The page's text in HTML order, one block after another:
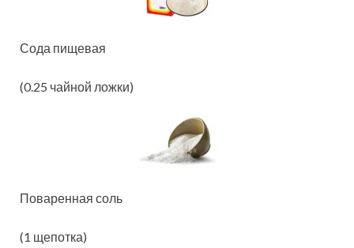
Сода пищевая
(0.25 чайной ложки)
Поваренная соль
(1 щепотка)